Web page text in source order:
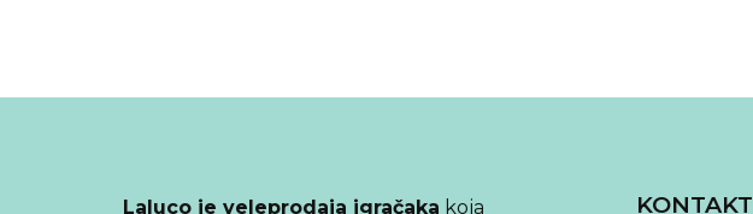
Laluco je veleprodaja igračaka koja KONTAKT